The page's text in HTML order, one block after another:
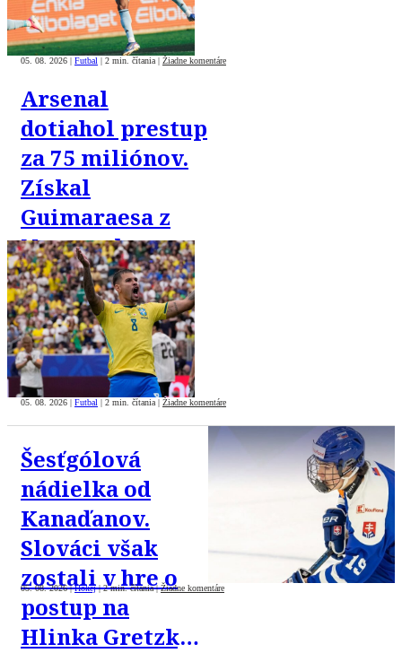
05. 08. 2026 | Futbal | 2 min. čítania| Žiadne komentáre
Arsenal
dotiahol prestup
za 75 miliónov.
Získal
Guimaraesa z
Newcastlu
05. 08. 2026 | Futbal | 2 min. čítania | Žiadne komentáre
Šesťgólová
nádielka od
Kanaďanov.
Slováci však
zostali v hre o
postup na
Hlinka Gretzky
05. 08. 2026| Hokej |2 min. čítania| Žiadne komentáre